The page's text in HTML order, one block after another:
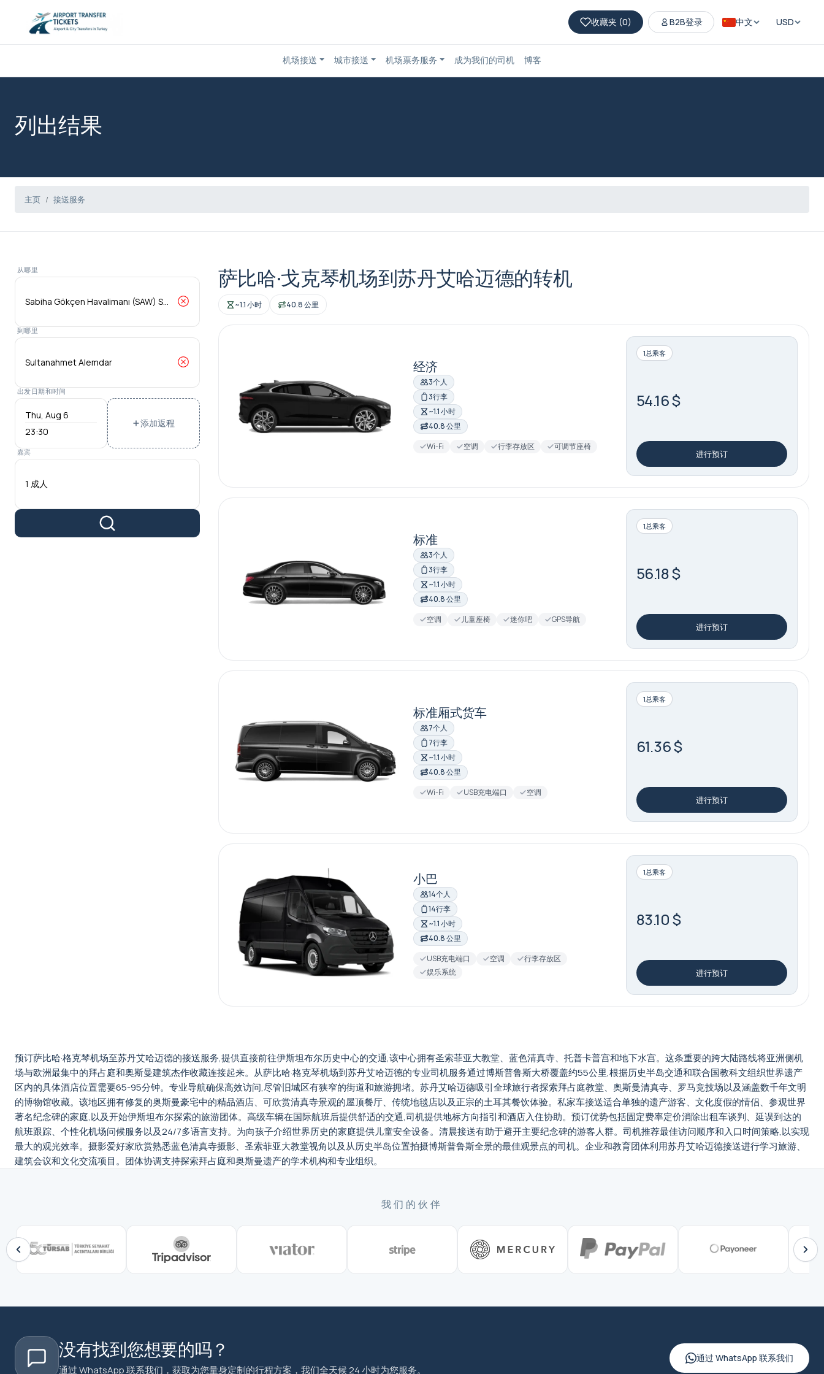
收藏夹 (0) B2B登录 中文 USD
机场接送 城市接送 机场票务服务 成为我们的司机 博客
列出结果
主页 接送服务
从哪里
到哪里
出发日期和时间
23:30
添加返程
嘉宾
1 成人
萨比哈·戈克琴机场到苏丹艾哈迈德的转机
~1.1 小时 40.8 公里
经济
3个人
3行李
~1.1 小时
40.8 公里
Wi-Fi
空调 行李存放区 可调节座椅
1总乘客
54.16 $
进行预订
标准
3个人
3行李
~1.1 小时
40.8 公里
空调
儿童座椅 迷你吧 GPS导航
1总乘客
56.18 $
进行预订
标准厢式货车
7个人
7行李
~1.1 小时
40.8 公里
Wi-Fi
USB充电端口 空调
1总乘客
61.36 $
进行预订
小巴
14个人
14行李
~1.1 小时
40.8 公里
USB充电端口
空调
行李存放区
娱乐系统
1总乘客
83.10 $
进行预订
预订萨比哈·格克琴机场至苏丹艾哈迈德的接送服务,提供直接前往伊斯坦布尔历史中心的交通,该中心拥有圣索菲亚大教堂、蓝色清真寺、托普卡普宫和地下水宫。这条重要的跨大陆路线将亚洲侧机
场与欧洲最集中的拜占庭和奥斯曼建筑杰作收藏连接起来。从萨比哈·格克琴机场到苏丹艾哈迈德的专业司机服务通过博斯普鲁斯大桥覆盖约55公里,根据历史半岛交通和联合国教科文组织世界遗产
区内的具体酒店位置需要65-95分钟。专业导航确保高效访问,尽管旧城区有狭窄的街道和旅游拥堵。苏丹艾哈迈德吸引全球旅行者探索拜占庭教堂、奥斯曼清真寺、罗马竞技场以及涵盖数千年文明
的博物馆收藏。该地区拥有修复的奥斯曼豪宅中的精品酒店、可欣赏清真寺景观的屋顶餐厅、传统地毯店以及正宗的土耳其餐饮体验。私家车接送适合单独的遗产游客、文化度假的情侣、参观世界
著名纪念碑的家庭,以及开始伊斯坦布尔探索的旅游团体。高级车辆在国际航班后提供舒适的交通,司机提供地标方向指引和酒店入住协助。预订优势包括固定费率定价消除出租车谈判、延误到达的
航班跟踪、个性化机场问候服务以及24/7多语言支持。为向孩子介绍世界历史的家庭提供儿童安全设备。清晨接送有助于避开主要纪念碑的游客人群。司机推荐最佳访问顺序和入口时间策略,以实现
最大的观光效率。摄影爱好家欣赏熟悉蓝色清真寺摄影、圣索菲亚大教堂视角以及从历史半岛位置拍摄博斯普鲁斯全景的最佳观景点的司机。企业和教育团体利用苏丹艾哈迈德接送进行学习旅游、
建筑会议和文化交流项目。团体协调支持探索拜占庭和奥斯曼遗产的学术机构和专业组织。
我们的伙伴
没有找到您想要的吗？
通过 WhatsApp 联系我们，获取为您量身定制的行程方案，我们全天候 24 小时为您服务。
通过 WhatsApp 联系我们